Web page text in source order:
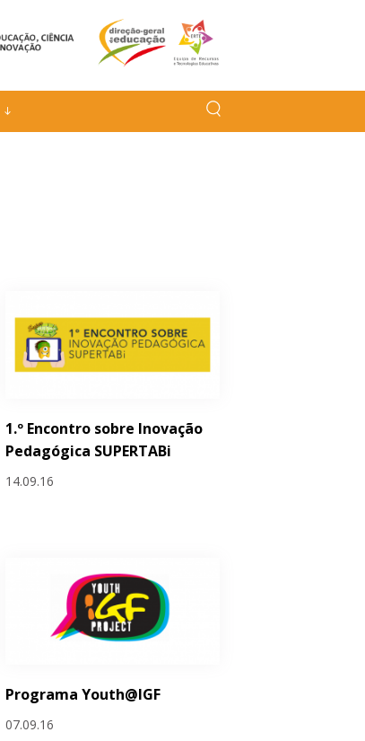
1.º Encontro sobre Inovação
Pedagógica SUPERTABi
14.09.16
Programa Youth@IGF
07.09.16